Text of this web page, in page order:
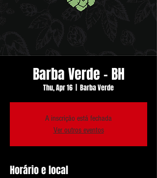
Barba Verde - BH
Thu, Apr 16 Barba Verde
A inscrição está fechada
Ver outros eventos
Horário e local